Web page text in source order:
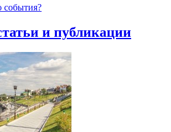
события?
и публикации